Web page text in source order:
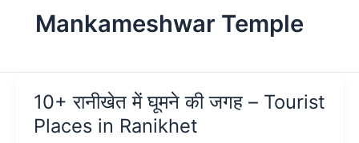
Mankameshwar Temple
10+ रानीखेत में घूमने की जगह – Tourist
Places in Ranikhet